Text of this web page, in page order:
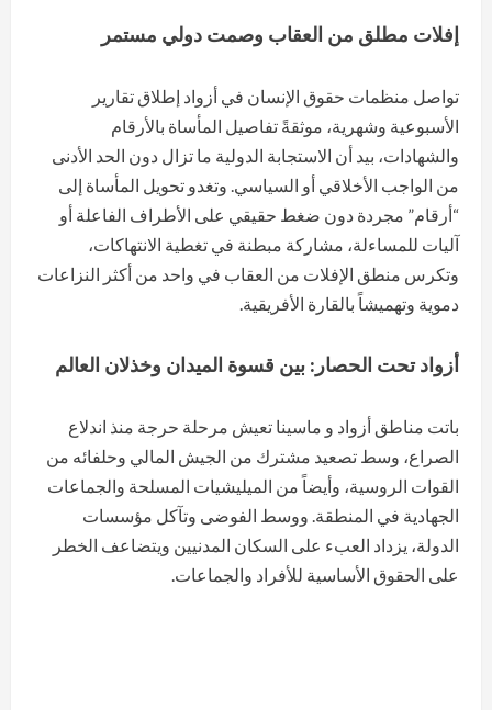
إفلات مطلق من العقاب وصمت دولي مستمر
تواصل منظمات حقوق الإنسان في أزواد إطلاق تقارير
الأسبوعية وشهرية، موثقةً تفاصيل المأساة بالأرقام
والشهادات، بيد أن الاستجابة الدولية ما تزال دون الحد الأدنى
من الواجب الأخلاقي أو السياسي. وتغدو تحويل المأساة إلى
“أرقام” مجردة دون ضغط حقيقي على الأطراف الفاعلة أو
آليات للمساءلة، مشاركة مبطنة في تغطية الانتهاكات،
وتكرس منطق الإفلات من العقاب في واحد من أكثر النزاعات
دموية وتهميشاً بالقارة الأفريقية.
أزواد تحت الحصار: بين قسوة الميدان وخذلان العالم
باتت مناطق أزواد و ماسينا تعيش مرحلة حرجة منذ اندلاع
الصراع، وسط تصعيد مشترك من الجيش المالي وحلفائه من
القوات الروسية، وأيضاً من الميليشيات المسلحة والجماعات
الجهادية في المنطقة. ووسط الفوضى وتآكل مؤسسات
الدولة، يزداد العبء على السكان المدنيين ويتضاعف الخطر
على الحقوق الأساسية للأفراد والجماعات.